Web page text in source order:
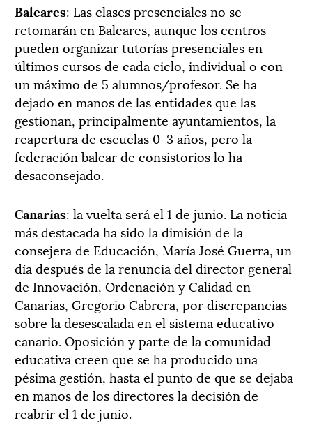
Baleares: Las clases presenciales no se
retomarán en Baleares, aunque los centros
pueden organizar tutorías presenciales en
últimos cursos de cada ciclo, individual o con
un máximo de 5 alumnos/profesor. Se ha
dejado en manos de las entidades que las
gestionan, principalmente ayuntamientos, la
reapertura de escuelas 0-3 años, pero la
federación balear de consistorios lo ha
desaconsejado.
Canarias: la vuelta será el 1 de junio. La noticia
más destacada ha sido la dimisión de la
consejera de Educación, María José Guerra, un
día después de la renuncia del director general
de Innovación, Ordenación y Calidad en
Canarias, Gregorio Cabrera, por discrepancias
sobre la desescalada en el sistema educativo
canario. Oposición y parte de la comunidad
educativa creen que se ha producido una
pésima gestión, hasta el punto de que se dejaba
en manos de los directores la decisión de
reabrir el 1 de junio.